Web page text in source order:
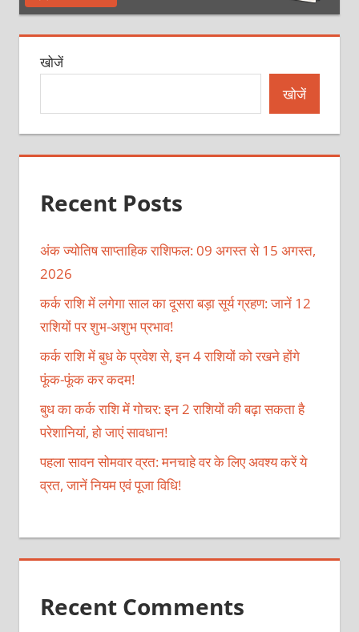
खोजें
खोजें
Recent Posts
अंक ज्योतिष साप्ताहिक राशिफल: 09 अगस्त से 15 अगस्त,
2026
कर्क राशि में लगेगा साल का दूसरा बड़ा सूर्य ग्रहण: जानें 12
राशियों पर शुभ-अशुभ प्रभाव!
कर्क राशि में बुध के प्रवेश से, इन 4 राशियों को रखने होंगे
फूंक-फूंक कर कदम!
बुध का कर्क राशि में गोचर: इन 2 राशियों की बढ़ा सकता है
परेशानियां, हो जाएं सावधान!
पहला सावन सोमवार व्रत: मनचाहे वर के लिए अवश्य करें ये
व्रत, जानें नियम एवं पूजा विधि!
Recent Comments